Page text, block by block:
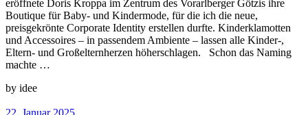
eröffnete Doris Kroppa im Zentrum des Vorarlberger Götzis ihre
Boutique für Baby- und Kindermode, für die ich die neue,
preisgekrönte Corporate Identity erstellen durfte. Kinderklamotten
und Accessoires – in passendem Ambiente – lassen alle Kinder-,
Eltern- und Großelternherzen höherschlagen. Schon das Naming
machte …
by idee
22. Januar 2025